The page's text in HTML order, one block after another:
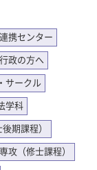
携センター
政の方へ
サークル
学科
期課程）
攻（修士課程）